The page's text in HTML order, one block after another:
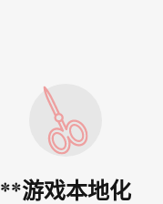
**游戏本地化